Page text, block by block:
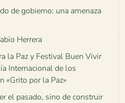
de gobierno: una amenaza
Herrera
la Paz y Festival Buen Vivir
Internacional de los
«Grito por la Paz»
el pasado, sino de construir